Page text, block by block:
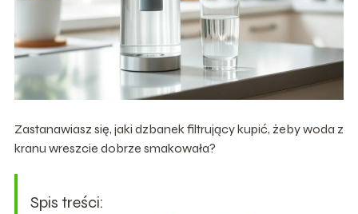
Zastanawiasz się, jaki dzbanek filtrujący kupić, żeby woda z
kranu wreszcie dobrze smakowała?
Spis treści: